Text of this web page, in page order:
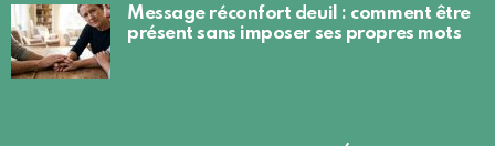
Message réconfort deuil : comment être
présent sans imposer ses propres mots